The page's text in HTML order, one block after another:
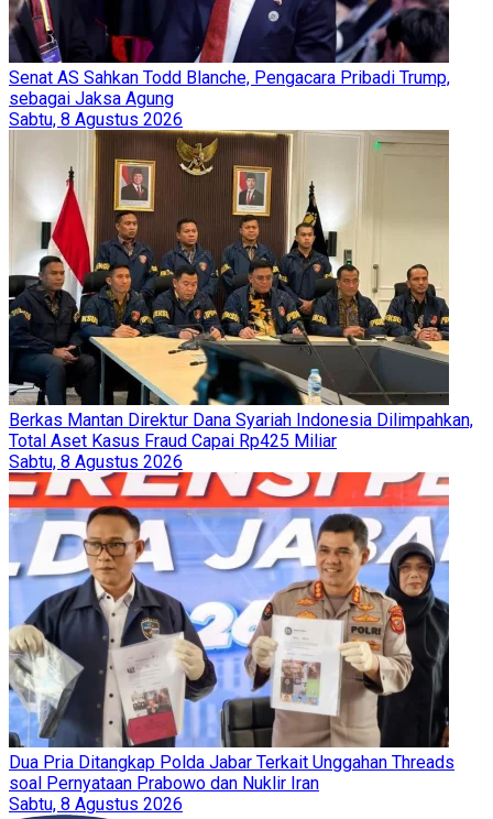
Senat AS Sahkan Todd Blanche, Pengacara Pribadi Trump,
sebagai Jaksa Agung
Sabtu, 8 Agustus 2026
Berkas Mantan Direktur Dana Syariah Indonesia Dilimpahkan,
Total Aset Kasus Fraud Capai Rp425 Miliar
Sabtu, 8 Agustus 2026
Dua Pria Ditangkap Polda Jabar Terkait Unggahan Threads
soal Pernyataan Prabowo dan Nuklir Iran
Sabtu, 8 Agustus 2026